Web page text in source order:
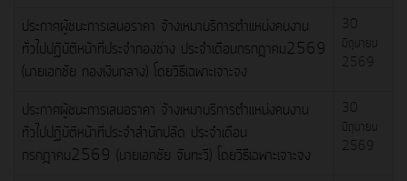
ประกาศผู้ชนะการเสนอราคา จ้างเหมาบริการตำแหน่งคนงาน
ทั่วไปปฏิบัติหน้าที่ประจำกองช่าง ประจำเดือนกรกฎาคม2569
(นายเอกชัย กองเงินกลาง) โดยวิธีเฉพาะเจาะจง
30
มิถุนายน
2569
ประกาศผู้ชนะการเสนอราคา จ้างเหมาบริการตำแหน่งคนงาน
ทั่วไปปฏิบัติหน้าที่ประจำสำนักปลัด ประจำเดือน
กรกฎาคม2569 (นายเอกชัย จันทะวี) โดยวิธีเฉพาะเจาะจง
30
มิถุนายน
2569